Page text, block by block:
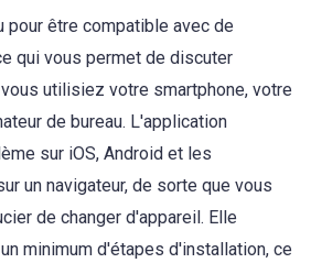
pour être compatible avec de
qui vous permet de discuter
utilisiez votre smartphone, votre
de bureau. L'application
sur iOS, Android et les
un navigateur, de sorte que vous
de changer d'appareil. Elle
minimum d'étapes d'installation, ce